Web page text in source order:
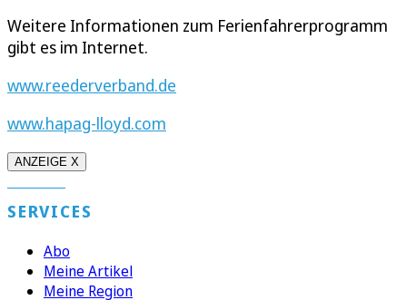
Weitere Informationen zum Ferienfahrerprogramm
gibt es im Internet.
www.reederverband.de
www.hapag-lloyd.com
ANZEIGE X
SERVICES
Abo
Meine Artikel
Meine Region